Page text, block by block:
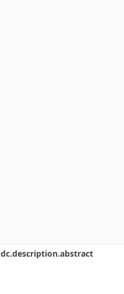
dc.description.abstract